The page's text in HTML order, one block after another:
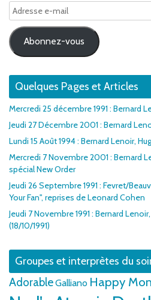
Adresse
e-
mail
Abonnez-vous
Quelques Pages et Articles
Mercredi 25 décembre 1991 : Bernard
Jeudi 27 Décembre 2001 : Bernard
Lundi 15 Août 1994 : Bernard Lenoir,
Mercredi 7 Novembre 2001 : Bernard
spécial New Order
Jeudi 26 Septembre 1991 : Fevret/
Your Fan", reprises de Leonard Cohen
Jeudi 7 Novembre 1991 : Bernard
(18/10/1991)
Groupes et interprètes du
AdorableGalliano Happy